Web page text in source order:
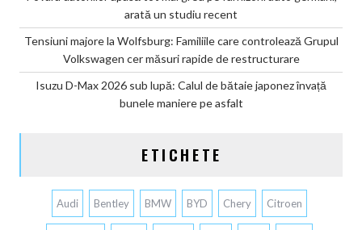
arată un studiu recent
Tensiuni majore la Wolfsburg: Familiile care controlează Grupul
Volkswagen cer măsuri rapide de restructurare
Isuzu D-Max 2026 sub lupă: Calul de bătaie japonez învață
bunele maniere pe asfalt
ETICHETE
Audi Bentley BMW BYD Chery Citroen